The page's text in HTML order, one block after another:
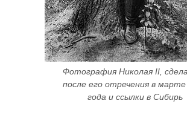
Фотография Николая II,
после его отречения в
года и ссылки в Сибирь